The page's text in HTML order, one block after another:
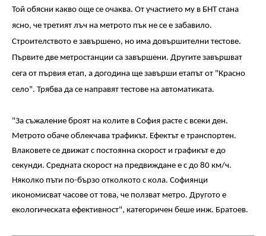
Той обясни какво още се очаква. От участието му в БНТ стана
ясно, че третият лъч на метрото пък не се е забавило.
Строителството е завършено, но има довършителни тестове.
Първите две метростанции са завършени. Другите завършват
сега от първия етап, а догодина ще завърши етапът от "Красно
село". Трябва да се направят тестове на автоматиката.
"За съжаление броят на колите в София расте с всеки ден.
Метрото обаче облекчава трафикът. Ефектът е транспортен.
Влаковете се движат с постоянна скорост и графикът е до
секунди. Средната скорост на предвиждане е с до 80 км/ч.
Няколко пъти по-бързо отколкото с кола. Софиянци
икономисват часове от това, че ползват метро. Другото е
екологическата ефективност", категоричен беше инж. Братоев.